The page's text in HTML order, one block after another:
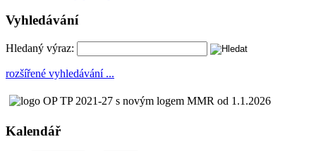
Vyhledávání
Hledaný výraz:
rozšířené vyhledávání ...
Kalendář